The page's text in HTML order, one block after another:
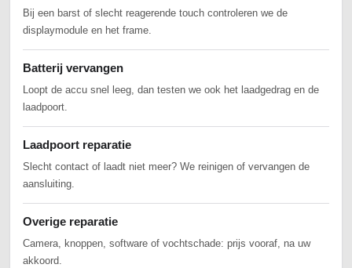
Bij een barst of slecht reagerende touch controleren we de
displaymodule en het frame.
Batterij vervangen
Loopt de accu snel leeg, dan testen we ook het laadgedrag en de
laadpoort.
Laadpoort reparatie
Slecht contact of laadt niet meer? We reinigen of vervangen de
aansluiting.
Overige reparatie
Camera, knoppen, software of vochtschade: prijs vooraf, na uw
akkoord.